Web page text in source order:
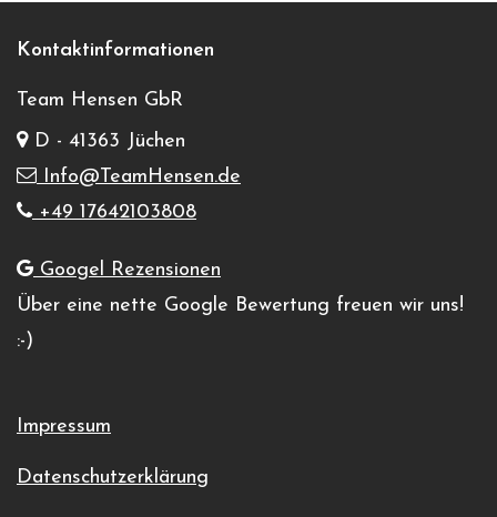
Kontaktinformationen
Team Hensen GbR
D - 41363 Jüchen
Info@TeamHensen.de
+49 17642103808
Googel Rezensionen
Über eine nette Google Bewertung freuen wir uns!
:-)
Impressum
Datenschutzerklärung